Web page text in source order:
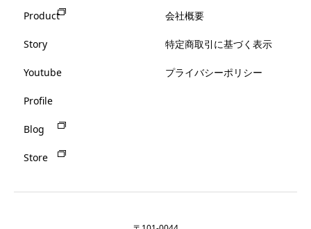
Product
Story
Youtube
Profile
Blog
Store
会社概要
特定商取引に基づく表示
プライバシーポリシー